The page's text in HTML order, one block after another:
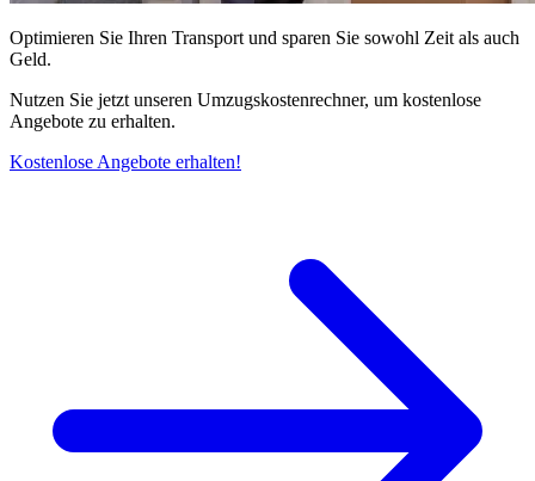
Optimieren Sie Ihren Transport und sparen Sie sowohl Zeit als auch
Geld.
Nutzen Sie jetzt unseren Umzugskostenrechner, um kostenlose
Angebote zu erhalten.
Kostenlose Angebote erhalten!